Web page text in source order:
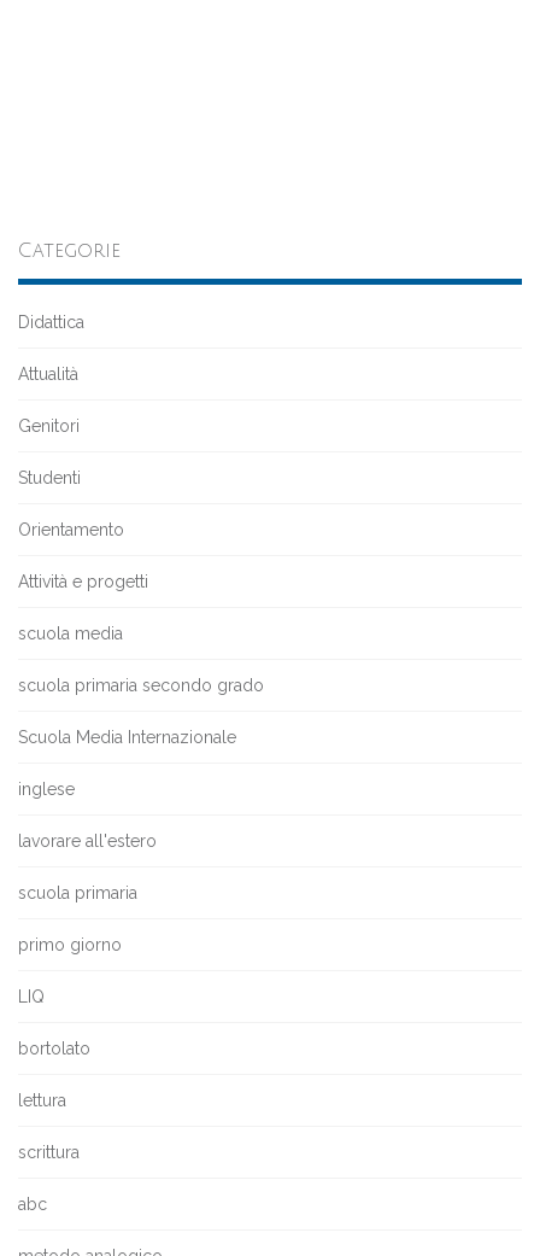
Categorie
Didattica
Attualità
Genitori
Studenti
Orientamento
Attività e progetti
scuola media
scuola primaria secondo grado
Scuola Media Internazionale
inglese
lavorare all'estero
scuola primaria
primo giorno
LIQ
bortolato
lettura
scrittura
abc